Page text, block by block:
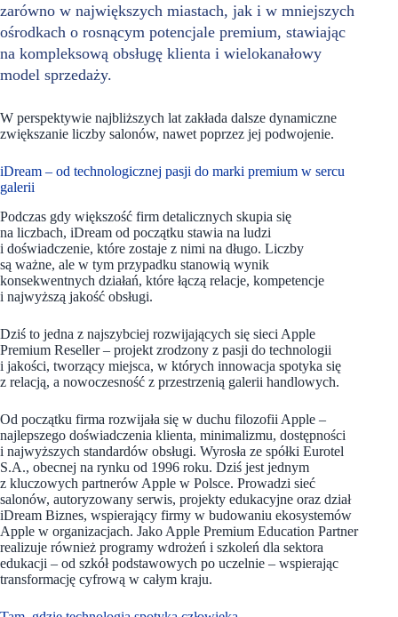
zarówno w największych miastach, jak i w mniejszych
ośrodkach o rosnącym potencjale premium, stawiając
na kompleksową obsługę klienta i wielokanałowy
model sprzedaży.
W perspektywie najbliższych lat zakłada dalsze dynamiczne
zwiększanie liczby salonów, nawet poprzez jej podwojenie.
iDream – od technologicznej pasji do marki premium w sercu
galerii
Podczas gdy większość firm detalicznych skupia się
na liczbach, iDream od początku stawia na ludzi
i doświadczenie, które zostaje z nimi na długo. Liczby
są ważne, ale w tym przypadku stanowią wynik
konsekwentnych działań, które łączą relacje, kompetencje
i najwyższą jakość obsługi.
Dziś to jedna z najszybciej rozwijających się sieci Apple
Premium Reseller – projekt zrodzony z pasji do technologii
i jakości, tworzący miejsca, w których innowacja spotyka się
z relacją, a nowoczesność z przestrzenią galerii handlowych.
Od początku firma rozwijała się w duchu filozofii Apple –
najlepszego doświadczenia klienta, minimalizmu, dostępności
i najwyższych standardów obsługi. Wyrosła ze spółki Eurotel
S.A., obecnej na rynku od 1996 roku. Dziś jest jednym
z kluczowych partnerów Apple w Polsce. Prowadzi sieć
salonów, autoryzowany serwis, projekty edukacyjne oraz dział
iDream Biznes, wspierający firmy w budowaniu ekosystemów
Apple w organizacjach. Jako Apple Premium Education Partner
realizuje również programy wdrożeń i szkoleń dla sektora
edukacji – od szkół podstawowych po uczelnie – wspierając
transformację cyfrową w całym kraju.